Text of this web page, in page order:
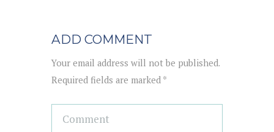
ADD COMMENT
Your email address will not be published.
Required fields are marked *